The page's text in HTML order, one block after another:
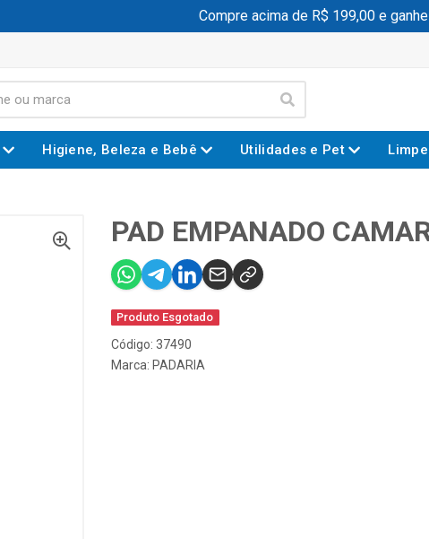
Compre acima de R$ 199,00 e ganhe
Higiene, Beleza e Bebê Utilidades e Pet
PAD EMPANADO
Produto Esgotado
Código: 37490
Marca: PADARIA